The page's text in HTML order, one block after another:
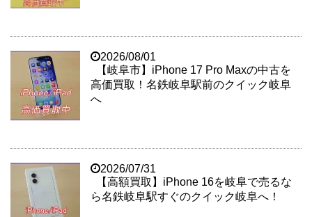
2026/08/01
【岐阜市】iPhone 17 Pro Maxの中古を
高価買取！名鉄岐阜駅前のクイック岐阜
へ
2026/07/31
【高額買取】iPhone 16を岐阜で売るな
ら名鉄岐阜駅すぐのクイック岐阜へ！